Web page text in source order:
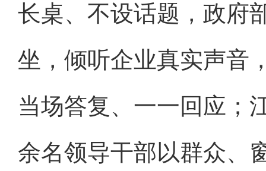
长桌、不设话题，政府
坐，倾听企业真实声音
当场答复、一一回应；
余名领导干部以群众、